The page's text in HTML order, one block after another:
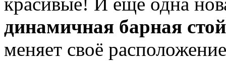
динамичная барная
меняет своё